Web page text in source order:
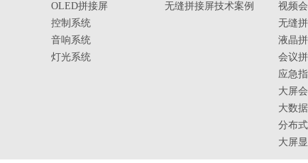
OLED拼接屏
控制系统
音响系统
灯光系统
无缝拼接屏技术案例
视频
无缝
液晶
会议
应急
大屏
大数
分布
大屏